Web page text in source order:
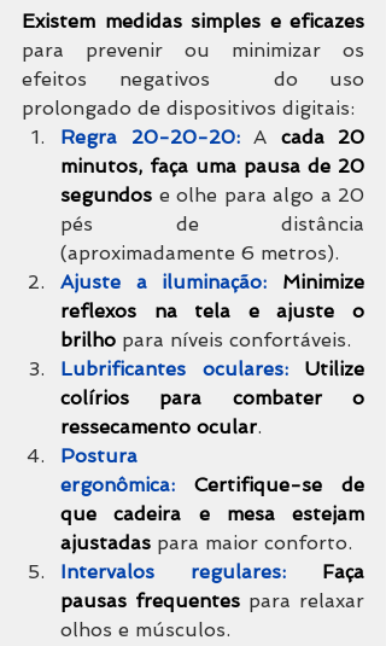
Existem medidas simples e eficazes
para prevenir ou minimizar os
efeitos negativos  do uso
prolongado de dispositivos digitais:
Regra 20-20-20: A cada 20
minutos, faça uma pausa de 20
segundos e olhe para algo a 20
pés de distância
(aproximadamente 6 metros).
Ajuste a iluminação:
Minimize
reflexos na tela e ajuste o
brilho para níveis confortáveis.
Lubrificantes oculares:
Utilize
colírios para combater o
ressecamento ocular.
Postura
ergonômica:
Certifique-se de
que cadeira e mesa estejam
ajustadas para maior conforto.
Intervalos regulares:
Faça
pausas frequentes para relaxar
olhos e músculos.